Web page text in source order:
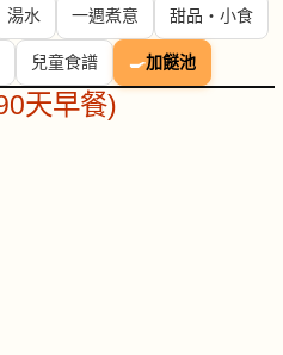
湯水 一週煮意 甜品・小食
兒童食譜 🍳加餸池
天早餐)